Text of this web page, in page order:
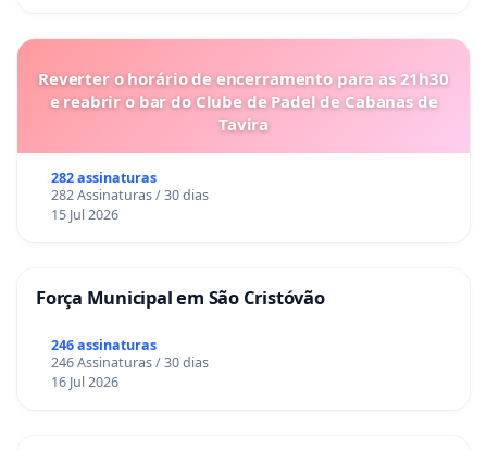
Reverter o horário de encerramento para as 21h30
e reabrir o bar do Clube de Padel de Cabanas de
Tavira
282 assinaturas
282 Assinaturas / 30 dias
15 Jul 2026
Força Municipal em São Cristóvão
246 assinaturas
246 Assinaturas / 30 dias
16 Jul 2026